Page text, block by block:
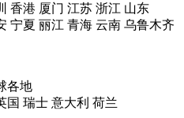
香港 厦门 江苏 浙江 山东
宁夏 丽江 青海 云南 乌鲁木齐
各地
国 瑞士 意大利 荷兰